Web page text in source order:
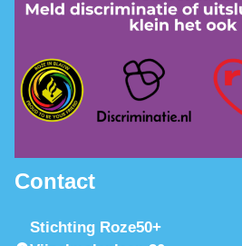
Contact
Stichting Roze50+